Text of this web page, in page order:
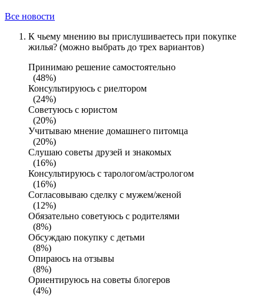
Все новости
К чьему мнению вы прислушиваетесь при покупке
жилья? (можно выбрать до трех вариантов)
Принимаю решение самостоятельно
(48%)
Консультируюсь с риелтором
(24%)
Советуюсь с юристом
(20%)
Учитываю мнение домашнего питомца
(20%)
Слушаю советы друзей и знакомых
(16%)
Консультируюсь с тарологом/астрологом
(16%)
Согласовываю сделку с мужем/женой
(12%)
Обязательно советуюсь с родителями
(8%)
Обсуждаю покупку с детьми
(8%)
Опираюсь на отзывы
(8%)
Ориентируюсь на советы блогеров
(4%)